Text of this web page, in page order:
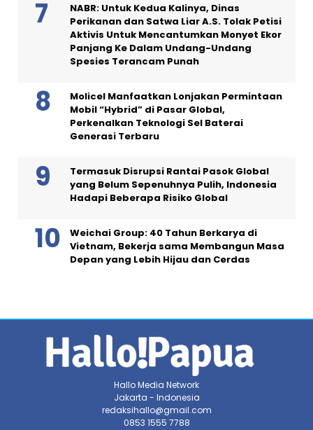
NABR: Untuk Kedua Kalinya, Dinas
Perikanan dan Satwa Liar A.S. Tolak Petisi
Aktivis Untuk Mencantumkan Monyet Ekor
Panjang Ke Dalam Undang-Undang
Spesies Terancam Punah
Molicel Manfaatkan Lonjakan Permintaan
Mobil “Hybrid” di Pasar Global,
Perkenalkan Teknologi Sel Baterai
Generasi Terbaru
Termasuk Disrupsi Rantai Pasok Global
yang Belum Sepenuhnya Pulih, Indonesia
Hadapi Beberapa Risiko Global
Weichai Group: 40 Tahun Berkarya di
Vietnam, Bekerja sama Membangun Masa
Depan yang Lebih Hijau dan Cerdas
Hallo Media Network
Jakarta - Indonesia
redaksihallo@gmail.com
0853 1555 7788